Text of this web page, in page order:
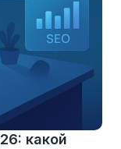
какой